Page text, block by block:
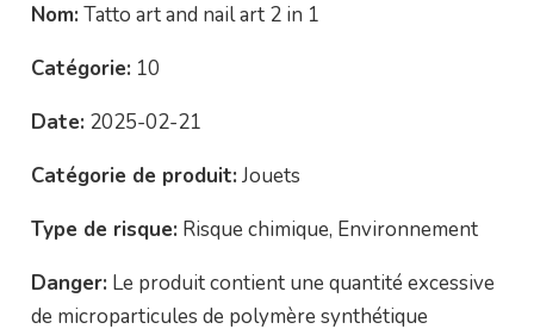
Nom: Tatto art and nail art 2 in 1
Catégorie: 10
Date: 2025-02-21
Catégorie de produit: Jouets
Type de risque: Risque chimique, Environnement
Danger: Le produit contient une quantité excessive
de microparticules de polymère synthétique